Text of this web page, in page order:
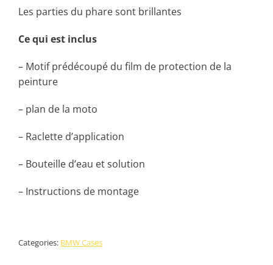
Les parties du phare sont brillantes
Ce qui est inclus
– Motif prédécoupé du film de protection de la
peinture
– plan de la moto
– Raclette d’application
– Bouteille d’eau et solution
– Instructions de montage
Categories: BMW Cases